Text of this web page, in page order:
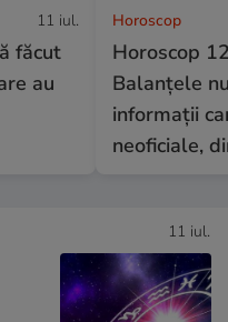
11 iul.
făcut
au
Horoscop
Horoscop
Balanțele
informații
neoficiale,
11 iul.